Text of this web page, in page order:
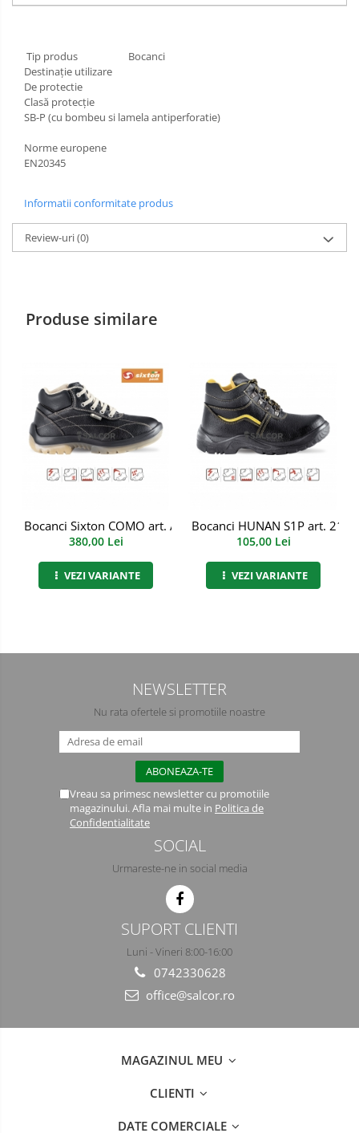
Cizme de protectie
Incaltaminte alba de protectie
Incaltaminte ESD
Protectie chimica
Saboti
Manecute
Manusi latex
Manusi nitril
Manusi piele
Manusi PVC
Manusi textil
Manusi zale
Imbracaminte Outdoor
Semimasti
Tip produs Bocanci
Destinație utilizare
De protectie
Clasă protecție
SB-P (cu bombeu si lamela antiperforatie)
Norme europene
EN20345
Informatii conformitate produs
Review-uri(0)
Produse similare
Bocanci Sixton COMO art. A282
380,00 Lei
VEZI VARIANTE
Bocanci HUNAN S1P art. 2113
105,00 Lei
VEZI VARIANTE
NEWSLETTER
Nu rata ofertele si promotiile noastre
Vreau sa primesc newsletter cu promotiile
magazinului. Afla mai multe in Politica de
Confidentialitate
SOCIAL
Urmareste-ne in social media
SUPORT CLIENTI
Luni - Vineri 8:00-16:00
0742330628
office@salcor.ro
MAGAZINUL MEU
CLIENTI
DATE COMERCIALE